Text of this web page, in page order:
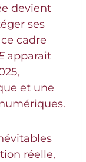
devient
ses
cadre
apparait
et une
réelle,